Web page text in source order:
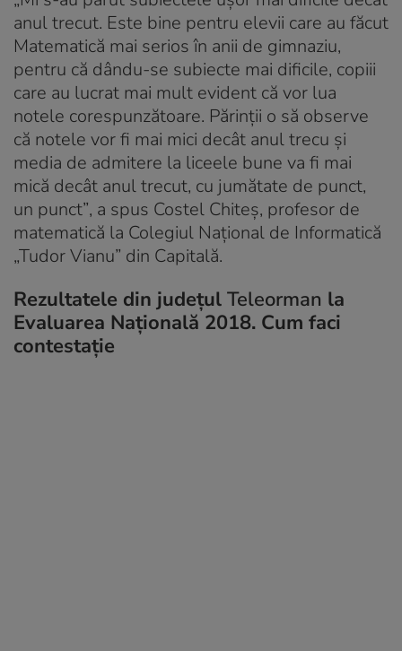
anul trecut. Este bine pentru elevii care au făcut
Matematică mai serios în anii de gimnaziu,
pentru că dându-se subiecte mai dificile, copiii
care au lucrat mai mult evident că vor lua
notele corespunzătoare. Părinții o să observe
că notele vor fi mai mici decât anul trecu și
media de admitere la liceele bune va fi mai
mică decât anul trecut, cu jumătate de punct,
un punct”, a spus Costel Chiteș, profesor de
matematică la Colegiul Național de Informatică
„Tudor Vianu” din Capitală.
Rezultatele din județul Teleorman la
Evaluarea Națională 2018. Cum faci
contestație